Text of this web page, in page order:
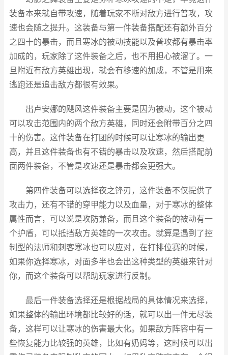
装备本来就自带攻速，随着玩家不断对敌方进行普攻，攻
速也会随之提升。这装备与第一件装备搭配还有额外百分
之四十的暴击，而且寒冰的被动技能以及普攻都有暴击率
加成的，玩家除了这件装备之后，也不用担心被溜了。一
旦附近有敌方英雄出现，就会有移速的加成，不管是用来
逃跑还是追击敌方都很有效果。
出卢安娜的飓风这件装备主要是因为被动，这个被动
可以攻击范围内的两个敌方英雄，同时还会附带百分之四
十的伤害。这件装备在打团的时候可以让寒冰的输出更
高，并且这件装备也有不错的暴击以及攻速，然后搭配前
面两件装备，不管是攻速还是暴击都会更强大。
第四件装备可以选择夜之锋刃，这件装备不仅提供了
攻击力，还有不错的穿甲能力以及血量，对于寒冰的整体
属性而言，可以说是攻防兼备，而且这个装备的被动有一
个护盾，可以抵挡敌方英雄的一次攻击。就算是遇到了控
制型的法师和刺客寒冰也可以应对，在打排位赛的时候，
如果你选择寒冰，对面多半也会出这种类型的英雄来针对
你，而这个装备可以帮助玩家进行反制。
最后一件装备选择还是根据战局的具体情况来选择，
如果整体的输出环境都比较好的话，就可以出一件无尽装
备，这样可以让寒冰的伤害最大化。如果敌方阵容中有一
些恢复能力比较强的英雄，比如有奶妈等，这时候可以出